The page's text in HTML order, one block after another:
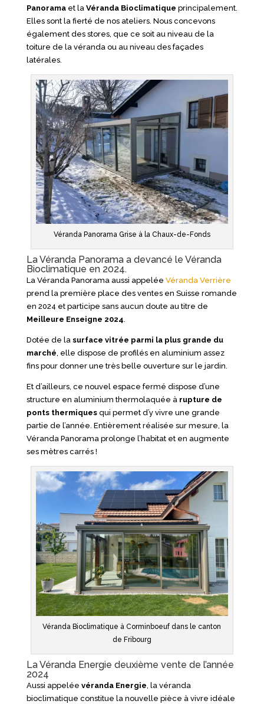
Panoramaet la Véranda Bioclimatique principalement.
Elles sont la fierté de nos ateliers. Nous concevons
également des stores, que ce soit au niveau de la
toiture de la véranda ou au niveau des façades
latérales.
Véranda Panorama Grise à la Chaux-de-Fonds
La Véranda Panorama a devancé le Véranda
Bioclimatique en 2024.
La Véranda Panorama aussi appelée Véranda Verrière
prend la première place des ventes en Suisse romande
en 2024 et participe sans aucun doute au titre de
Meilleure Enseigne 2024.
Dotée de la surface vitrée parmi la plus grande du
marché, elle dispose de profilés en aluminium assez
fins pour donner une très belle ouverture sur le jardin.
Et d’ailleurs, ce nouvel espace fermé dispose d’une
structure en aluminium thermolaquée à rupture de
ponts thermiquesqui permet d’y vivre une grande
partie de l’année. Entièrement réalisée sur mesure, la
Véranda Panorama prolonge l’habitat et en augmente
ses mètres carrés !
Véranda Bioclimatique à Corminboeuf dans le canton
de Fribourg
La Véranda Energie deuxième vente de l’année
2024
Aussi appelée véranda Energie , la véranda
bioclimatique constitue la nouvelle pièce à vivre idéale